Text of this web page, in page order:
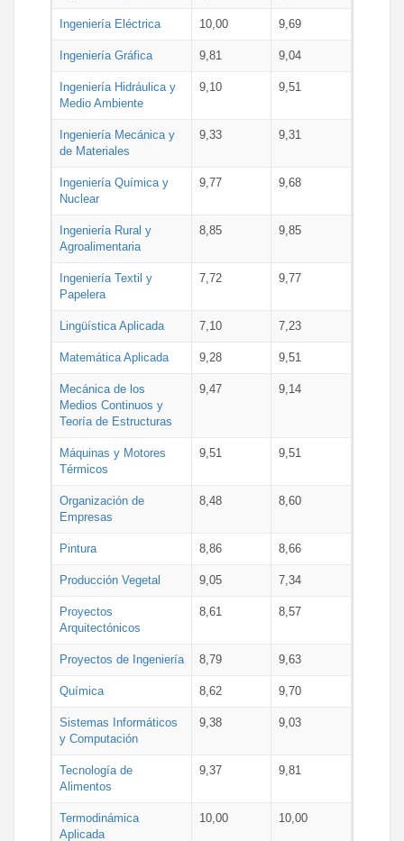
Ingeniería Eléctrica 10,00 9,69
Ingeniería Gráfica 9,81 9,04
Ingeniería Hidráulica y
Medio Ambiente
9,10 9,51
Ingeniería Mecánica y
de Materiales
9,33 9,31
Ingeniería Química y
Nuclear
9,77 9,68
Ingeniería Rural y
Agroalimentaria
8,85 9,85
Ingeniería Textil y
Papelera
7,72 9,77
Lingüística Aplicada 7,10 7,23
Matemática Aplicada 9,28 9,51
Mecánica de los
Medios Continuos y
Teoría de Estructuras
9,47 9,14
Máquinas y Motores
Térmicos
9,51 9,51
Organización de
Empresas
8,48 8,60
Pintura 8,86 8,66
Producción Vegetal 9,05 7,34
Proyectos
Arquitectónicos
8,61 8,57
Proyectos de Ingeniería 8,79 9,63
Química 8,62 9,70
Sistemas Informáticos
y Computación
9,38 9,03
Tecnología de
Alimentos
9,37 9,81
Termodinámica
Aplicada
10,00 10,00